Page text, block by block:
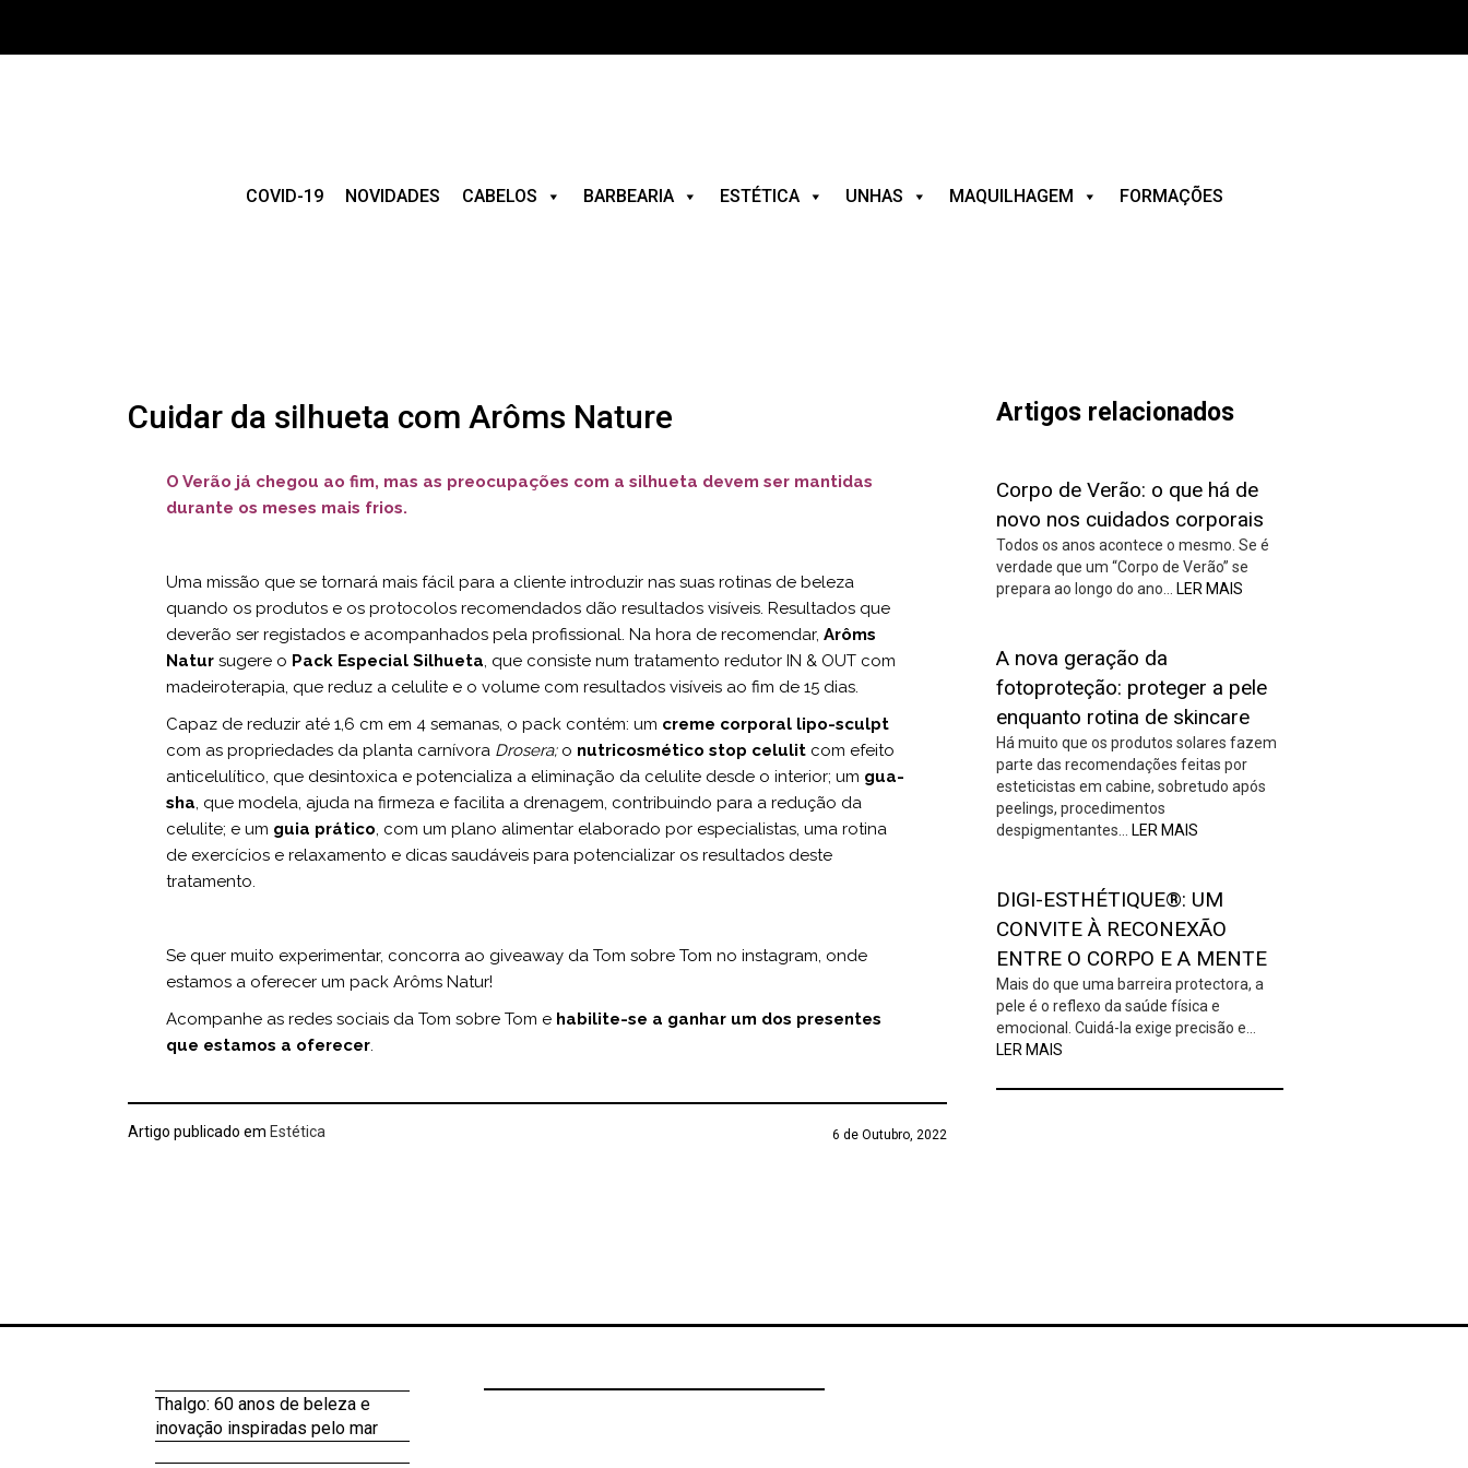
COVID-19 NOVIDADES CABELOS BARBEARIA ESTÉTICA UNHAS MAQUILHAGEM FORMAÇÕES
Cuidar da silhueta com Arôms Nature
O Verão já chegou ao fim, mas as preocupações com a silhueta devem ser mantidas
durante os meses mais frios.
Uma missão que se tornará mais fácil para a cliente introduzir nas suas rotinas de beleza
quando os produtos e os protocolos recomendados dão resultados visíveis. Resultados que
deverão ser registados e acompanhados pela profissional. Na hora de recomendar, Arôms
Natur sugere o Pack Especial Silhueta, que consiste num tratamento redutor IN & OUT com
madeiroterapia, que reduz a celulite e o volume com resultados visíveis ao fim de 15 dias.
Capaz de reduzir até 1,6 cm em 4 semanas, o pack contém: um creme corporal lipo-sculpt
com as propriedades da planta carnívora Drosera;o nutricosmético stop celulit com efeito
anticelulítico, que desintoxica e potencializa a eliminação da celulite desde o interior; um gua-
sha, que modela, ajuda na firmeza e facilita a drenagem, contribuindo para a redução da
celulite; e um guia prático, com um plano alimentar elaborado por especialistas, uma rotina
de exercícios e relaxamento e dicas saudáveis ​​para potencializar os resultados deste
tratamento.
Se quer muito experimentar, concorra ao giveaway da Tom sobre Tom no instagram, onde
estamos a oferecer um pack Arôms Natur!
Acompanhe as redes sociais da Tom sobre Tom e habilite-se a ganhar um dos presentes
que estamos a oferecer.
Artigo publicado em Estética 6 de Outubro, 2022
Artigos relacionados
Corpo de Verão: o que há de
novo nos cuidados corporais
Todos os anos acontece o mesmo. Se é
verdade que um “Corpo de Verão” se
prepara ao longo do ano…
LER MAIS
A nova geração da
fotoproteção: proteger a pele
enquanto rotina de skincare
Há muito que os produtos solares fazem
parte das recomendações feitas por
esteticistas em cabine, sobretudo após
peelings, procedimentos
despigmentantes…
LER MAIS
DIGI-ESTHÉTIQUE®: UM
CONVITE À RECONEXÃO
ENTRE O CORPO E A MENTE
Mais do que uma barreira protectora, a
pele é o reflexo da saúde física e
emocional. Cuidá-la exige precisão e…
LER MAIS
Thalgo: 60 anos de beleza e
inovação inspiradas pelo mar